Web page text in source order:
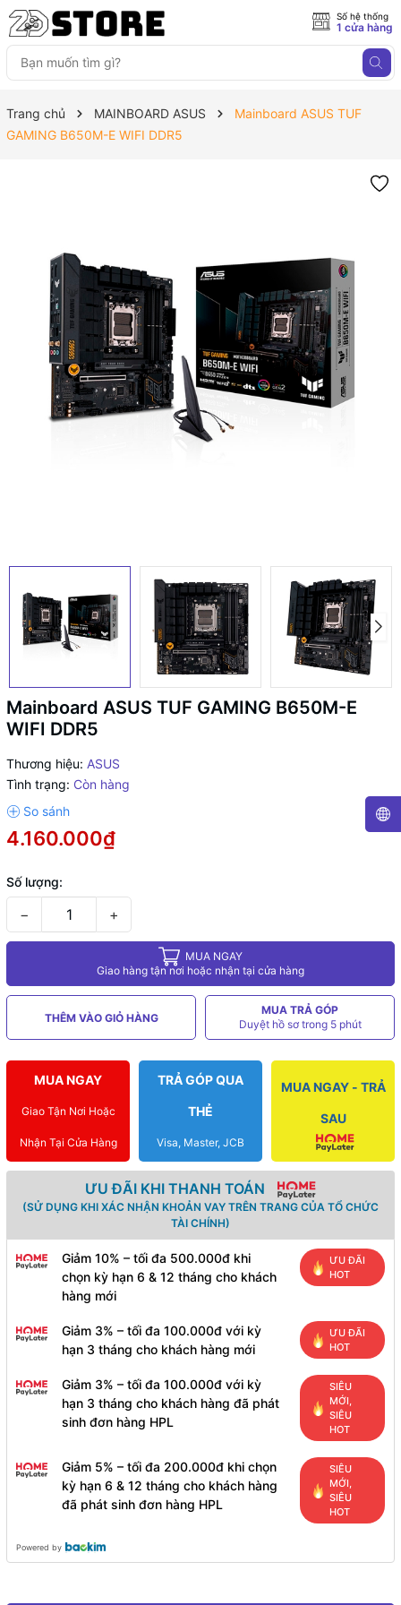
Số hệ thống
1 cửa hàng
Trang chủ MAINBOARD ASUS
Mainboard ASUS TUF
GAMING B650M-E WIFI DDR5
Mainboard ASUS TUF GAMING B650M-E
WIFI DDR5
Thương hiệu: ASUS
Tình trạng: Còn hàng
4.160.000₫
Số lượng:
− +
MUA NGAY
Giao hàng tận nơi hoặc nhận tại cửa hàng
THÊM VÀO GIỎ HÀNG
MUA TRẢ GÓP
Duyệt hồ sơ trong 5 phút
MUA NGAY
Giao Tận Nơi Hoặc
Nhận Tại Cửa Hàng
TRẢ GÓP QUA
THẺ
Visa, Master, JCB
MUA NGAY - TRẢ
SAU
ƯU ĐÃI KHI THANH TOÁN
(SỬ DỤNG KHI XÁC NHẬN KHOẢN VAY TRÊN TRANG CỦA TỔ CHỨC
TÀI CHÍNH)
Giảm 10% – tối đa 500.000đ khi
chọn kỳ hạn 6 & 12 tháng cho khách
hàng mới
ƯU ĐÃI
HOT
Giảm 3% – tối đa 100.000đ với kỳ
hạn 3 tháng cho khách hàng mới
ƯU ĐÃI
HOT
Giảm 3% – tối đa 100.000đ với kỳ
hạn 3 tháng cho khách hàng đã phát
sinh đơn hàng HPL
SIÊU
MỚI,
SIÊU
HOT
Giảm 5% – tối đa 200.000đ khi chọn
kỳ hạn 6 & 12 tháng cho khách hàng
đã phát sinh đơn hàng HPL
SIÊU
MỚI,
SIÊU
HOT
Powered by